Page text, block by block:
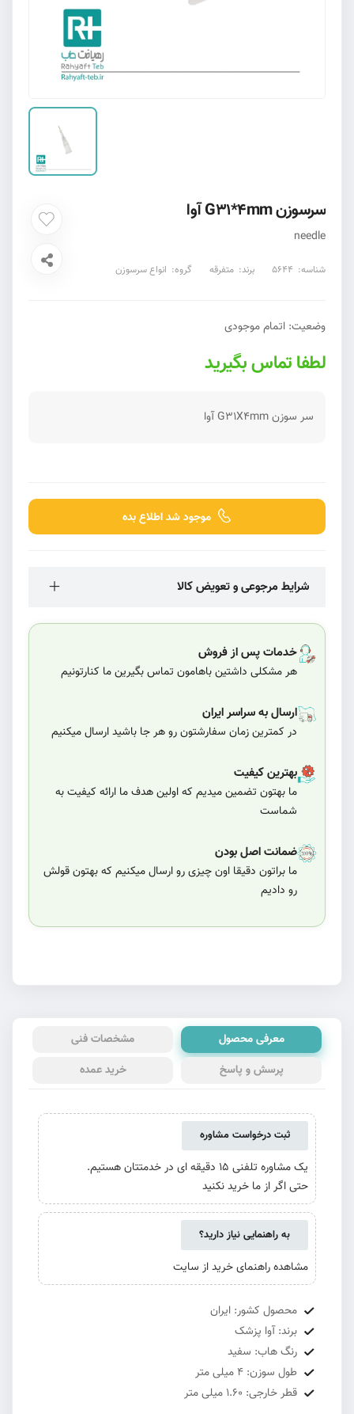
سرسوزن G31*4mm آوا
needle
شناسه: 5644 برند: متفرقه گروه: انواع سرسوزن
وضعیت: اتمام موجودی
لطفا تماس بگیرید
سر سوزن G31X4mm آوا
موجود شد اطلاع بده
شرایط مرجوعی و تعویض کالا
خدمات پس از فروش
هر مشکلی داشتین باهامون تماس بگیرین ما کنارتونیم
ارسال به سراسر ایران
در کمترین زمان سفارشتون رو هر جا باشید ارسال میکنیم
بهترین کیفیت
ما بهتون تضمین میدیم که اولین هدف ما ارائه کیفیت به
شماست
ضمانت اصل بودن
ما براتون دقیقا اون چیزی رو ارسال میکنیم که بهتون قولش
رو دادیم
معرفی محصول
مشخصات فنی
پرسش و پاسخ
خرید عمده
ثبت درخواست مشاوره
یک مشاوره تلفنی 15 دقیقه ای در خدمتتان هستیم.
حتی اگر از ما خرید نکنید
به راهنمایی نیاز دارید؟
مشاهده راهنمای خرید از سایت
محصول کشور: ایران
برند: آوا پزشک
رنگ هاب: سفید
طول سوزن: 4 میلی متر
قطر خارجی: 1.60 میلی متر